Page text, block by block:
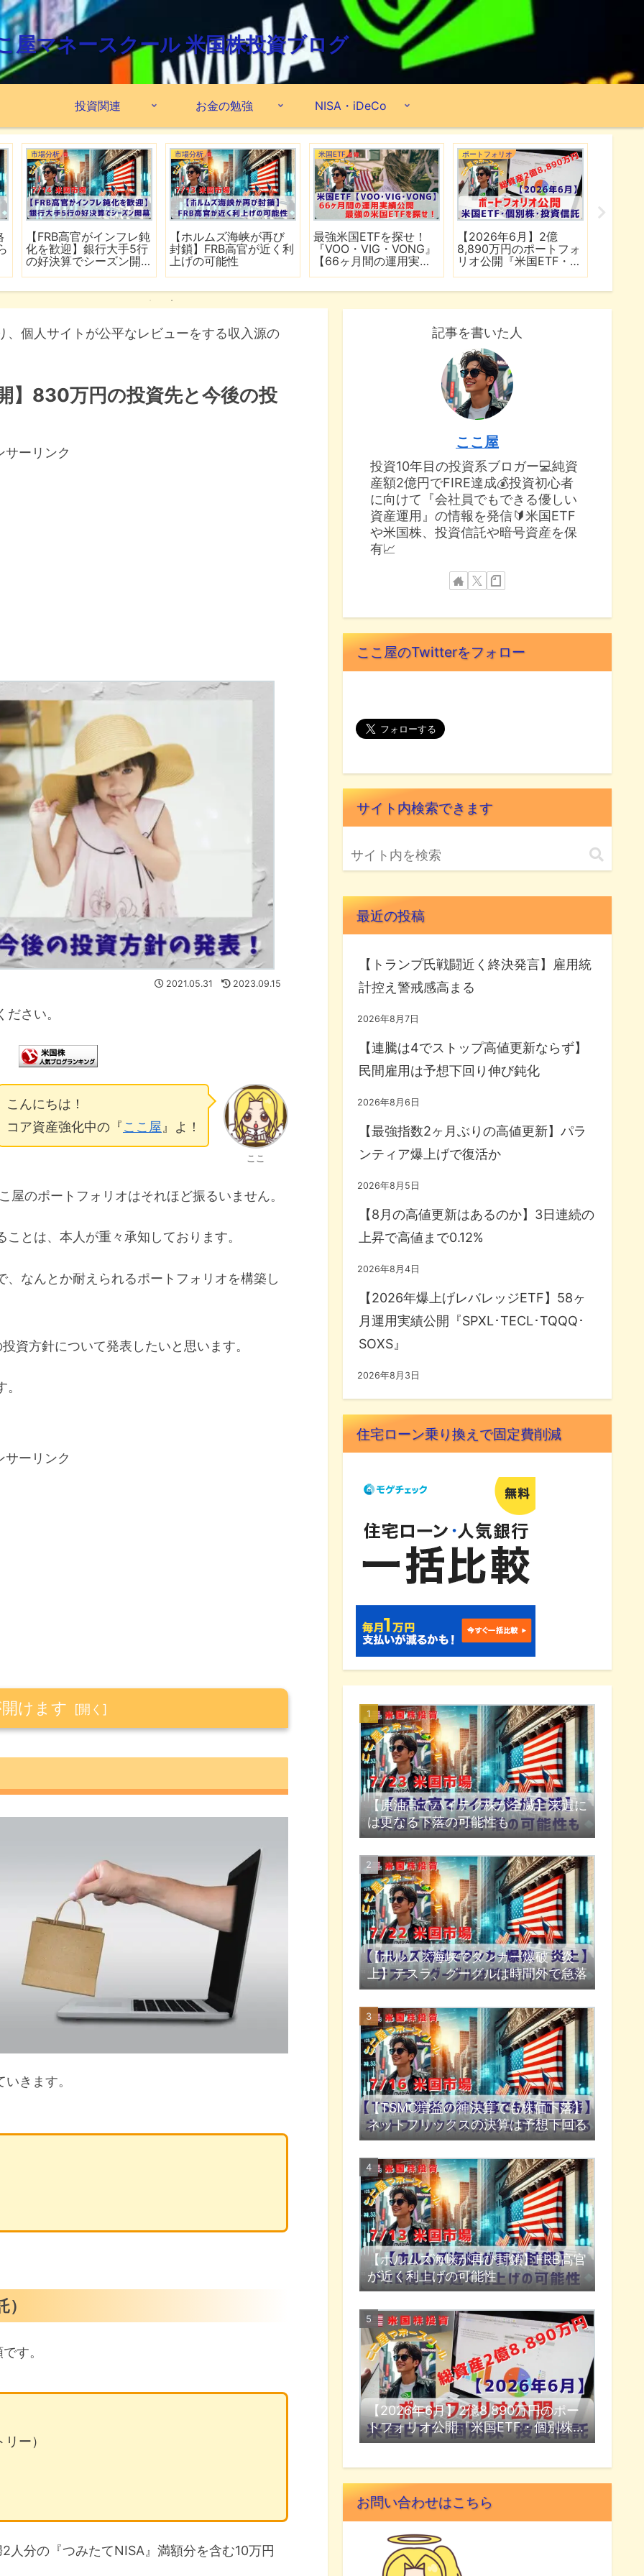
屋マネースクール 米国株投資ブログ
投資関連 お金の勉強 NISA・iDeCo
市場分析
【FRB高官がインフレ鈍
化を歓迎】銀行大手5行
の好決算でシーズン開
市場分析
【ホルムズ海峡が再び
封鎖】FRB高官が近く利
上げの可能性
米国ETF
最強米国ETFを探せ！
『VOO・VIG・VONG』
【66ヶ月間の運用実績
ポートフォリオ
【2026年6月】2億
8,890万円のポートフォ
リオ公開『米国ETF・個
個人サイトが公平なレビューをする収入源の
】830万円の投資先と今後の投
サーリンク
2021.05.31 2023.09.15
さい。
ここ
こんにちは！
コア資産強化中の『ここ屋 』よ！
のポートフォリオはそれほど振るいません。
とは、本人が重々承知しております。
なんとか耐えられるポートフォリオを構築し
資方針について発表したいと思います。
サーリンク
けます
きます。
す。
ー）
分の『つみたてNISA』満額分を含む10万円
記事を書いた人
ここ屋
投資10年目の投資系ブロガー💻純資
産額2億円でFIRE達成💰投資初心者
に向けて『会社員でもできる優しい
資産運用』の情報を発信🔰米国ETF
や米国株、投資信託や暗号資産を保
有📈
ここ屋のTwitterをフォロー
サイト内検索できます
最近の投稿
【トランプ氏戦闘近く終決発言】雇用統
計控え警戒感高まる
2026年8月7日
【連騰は4でストップ高値更新ならず】
民間雇用は予想下回り伸び鈍化
2026年8月6日
【最強指数2ヶ月ぶりの高値更新】パラ
ンティア爆上げで復活か
2026年8月5日
【8月の高値更新はあるのか】3日連続の
上昇で高値まで0.12%
2026年8月4日
【2026年爆上げレバレッジETF】58ヶ
月運用実績公開『SPXL･TECL･TQQQ･
SOXS』
2026年8月3日
住宅ローン乗り換えで固定費削減
【原油高でハイテク株が全滅】来週に
は更なる下落の可能性も
【ホルムズ海峡でタンカー爆破・炎
上】テスラ、グーグルは時間外で急落
【TSMC増益の神決算でも株価下落】
ネットフリックスの決算は予想下回る
【ホルムズ海峡が再び封鎖】FRB高官
が近く利上げの可能性
【2026年6月】2億8,890万円のポー
トフォリオ公開『米国ETF・個別株・
投資信託』
お問い合わせはこちら